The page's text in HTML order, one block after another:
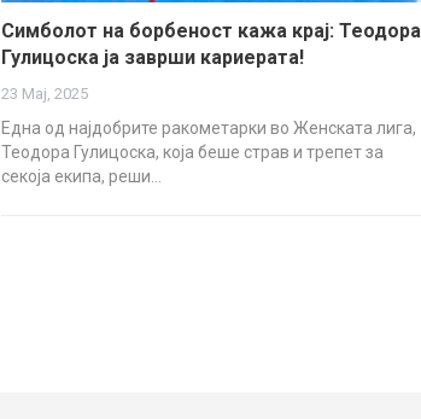
Симболот на борбеност кажа крај: Теодора
Гулицоска ја заврши кариерата!
23 Мај, 2025
Една од најдобрите ракометарки во Женската лига,
Теодора Гулицоска, која беше страв и трепет за
секоја екипа, реши…